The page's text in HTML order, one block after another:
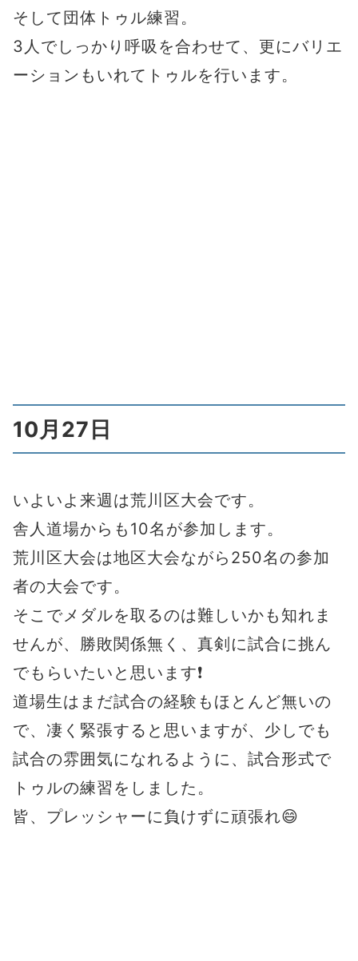
そして団体トゥル練習。
3人でしっかり呼吸を合わせて、更にバリエ
ーションもいれてトゥルを行います。
10月27日
いよいよ来週は荒川区大会です。
舎人道場からも10名が参加します。
荒川区大会は地区大会ながら250名の参加
者の大会です。
そこでメダルを取るのは難しいかも知れま
せんが、勝敗関係無く、真剣に試合に挑ん
でもらいたいと思います❗
道場生はまだ試合の経験もほとんど無いの
で、凄く緊張すると思いますが、少しでも
試合の雰囲気になれるように、試合形式で
トゥルの練習をしました。
皆、プレッシャーに負けずに頑張れ😄